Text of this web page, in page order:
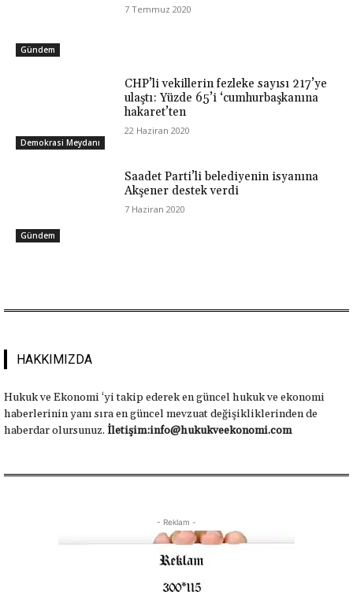
Gündem
7 Temmuz 2020
Demokrasi Meydanı
CHP’li vekillerin fezleke sayısı 217’ye
ulaştı: Yüzde 65’i ‘cumhurbaşkanına
hakaret’ten
22 Haziran 2020
Gündem
Saadet Parti’li belediyenin isyanına
Akşener destek verdi
7 Haziran 2020
HAKKIMIZDA
Hukuk ve Ekonomi ‘yi takip ederek en güncel hukuk ve ekonomi
haberlerinin yanı sıra en güncel mevzuat değişikliklerinden de
haberdar olursunuz. İletişim:info@hukukveekonomi.com
- Reklam -